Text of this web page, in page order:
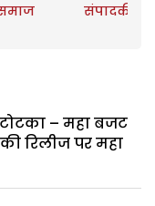
संपादकीय
टोटका – महा बजट
रिलीज पर महा